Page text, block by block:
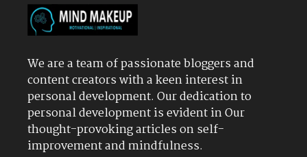
We are a team of passionate bloggers and
content creators with a keen interest in
personal development. Our dedication to
personal development is evident in Our
thought-provoking articles on self-
improvement and mindfulness.